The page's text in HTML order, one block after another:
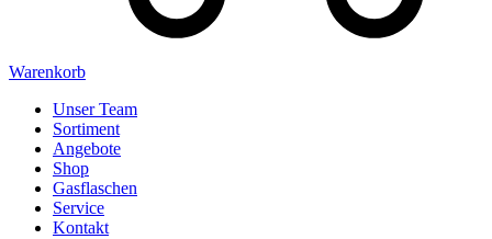
Warenkorb
Unser Team
Sortiment
Angebote
Shop
Gasflaschen
Service
Kontakt